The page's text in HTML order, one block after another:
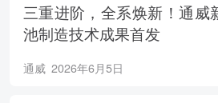
三重进阶，全系焕新！通威
池制造技术成果首发
通威 2026年6月5日